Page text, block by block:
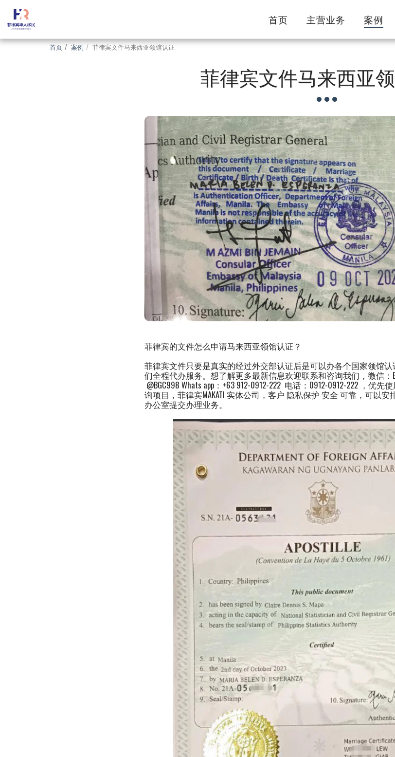
首页 主营业务 案例
首页 案例 菲律宾文件马来西亚领馆认证
菲律宾文件马来西亚
菲律宾的文件怎么申请马来西亚领馆认证？
菲律宾文件只要是真实的经过外交部认证后是可以办各个国家领馆
们全程代办服务。想了解更多最新信息欢迎联系和咨询我们，微信：
@BGC998 Whats app：+63 912-0912-222 电话：0912-0912-222 ，优
询项目，菲律宾MAKATI 实体公司，客户 隐私保护 安全 可靠，可以
办公室提交办理业务。